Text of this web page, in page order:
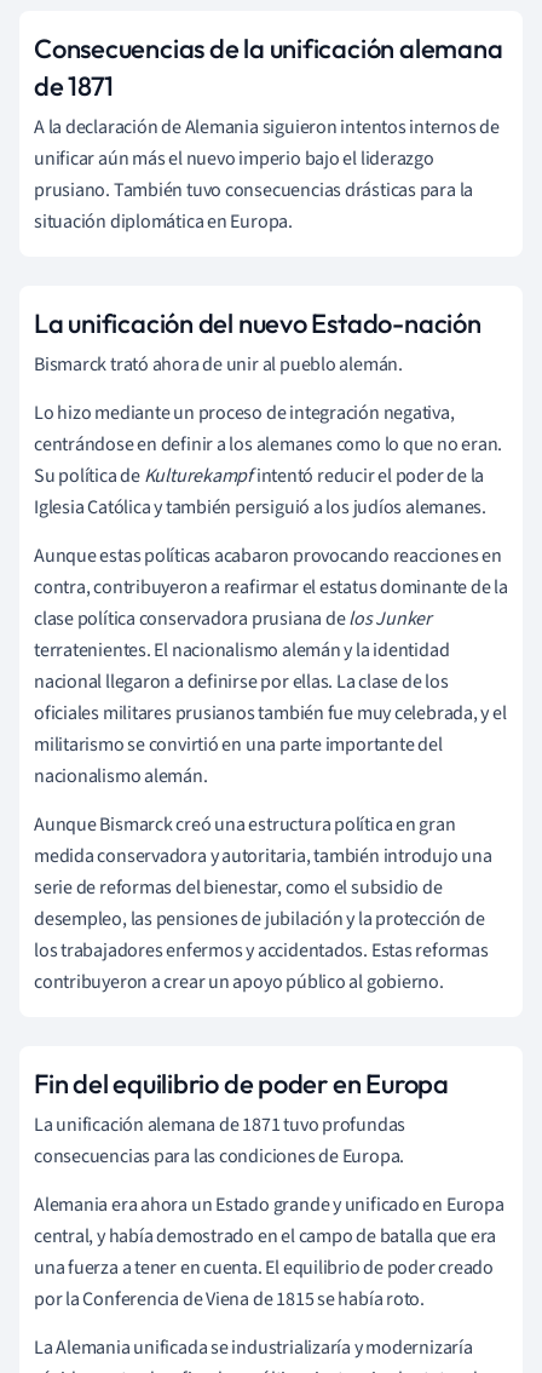
Consecuencias de la unificación alemana
de 1871
A la declaración de Alemania siguieron intentos internos de
unificar aún más el nuevo imperio bajo el liderazgo
prusiano. También tuvo consecuencias drásticas para la
situación diplomática en Europa.
La unificación del nuevo Estado-nación
Bismarck trató ahora de unir al pueblo alemán.
Lo hizo mediante un proceso de integración negativa,
centrándose en definir a los alemanes como lo que no eran.
Su política deKulturekampfintentó reducir el poder de la
Iglesia Católica y también persiguió a los judíos alemanes.
Aunque estas políticas acabaron provocando reacciones en
contra, contribuyeron a reafirmar el estatus dominante de la
clase política conservadora prusiana delos Junker
terratenientes. El nacionalismo alemán y la identidad
nacional llegaron a definirse por ellas. La clase de los
oficiales militares prusianos también fue muy celebrada, y el
militarismo se convirtió en una parte importante del
nacionalismo alemán.
Aunque Bismarck creó una estructura política en gran
medida conservadora y autoritaria, también introdujo una
serie de reformas del bienestar, como el subsidio de
desempleo, las pensiones de jubilación y la protección de
los trabajadores enfermos y accidentados. Estas reformas
contribuyeron a crear un apoyo público al gobierno.
Fin del equilibrio de poder en Europa
La unificación alemana de 1871 tuvo profundas
consecuencias para las condiciones de Europa.
Alemania era ahora un Estado grande y unificado en Europa
central, y había demostrado en el campo de batalla que era
una fuerza a tener en cuenta. El equilibrio de poder creado
por la Conferencia de Viena de 1815 se había roto.
La Alemania unificada se industrializaría y modernizaría